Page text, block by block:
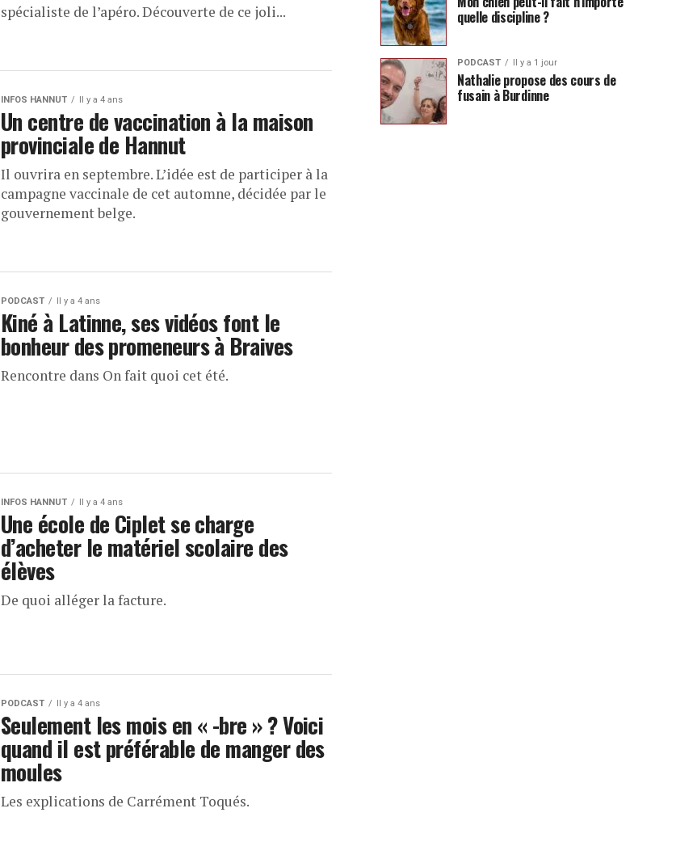
spécialiste de l’apéro. Découverte de ce joli...
INFOS HANNUT Il y a 4 ans
Un centre de vaccination à la maison
provinciale de Hannut
Il ouvrira en septembre. L’idée est de participer à la
campagne vaccinale de cet automne, décidée par le
gouvernement belge.
PODCAST Il y a 4 ans
Kiné à Latinne, ses vidéos font le
bonheur des promeneurs à Braives
Rencontre dans On fait quoi cet été.
INFOS HANNUT Il y a 4 ans
Une école de Ciplet se charge
d’acheter le matériel scolaire des
élèves
De quoi alléger la facture.
PODCAST Il y a 4 ans
Seulement les mois en « -bre » ? Voici
quand il est préférable de manger des
moules
Les explications de Carrément Toqués.
quelle discipline ?
PODCAST Il y a 1 jour
Nathalie propose des cours de
fusain à Burdinne